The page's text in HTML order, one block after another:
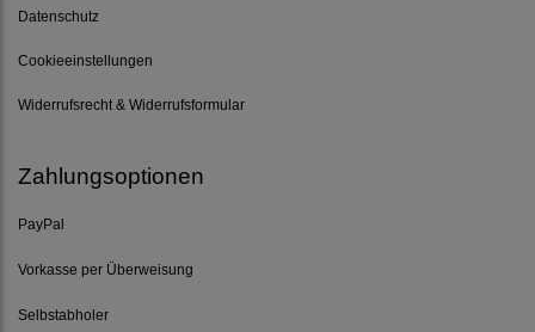
Datenschutz
Cookieeinstellungen
Widerrufsrecht & Widerrufsformular
Zahlungsoptionen
PayPal
Vorkasse per Überweisung
Selbstabholer